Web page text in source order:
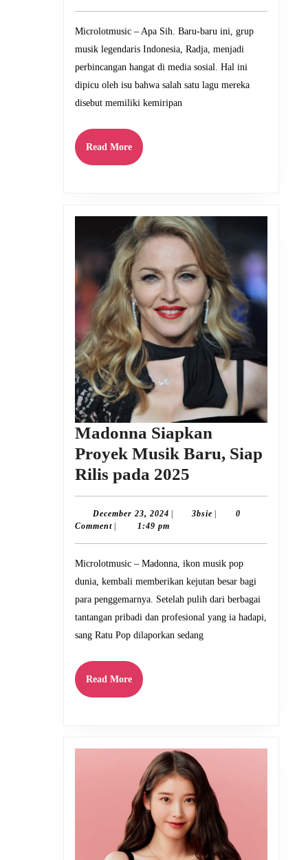
Lagu
Apa
Sih
Mirip
Microlotmusic – Apa Sih. Baru-baru ini, grup
musik legendaris Indonesia, Radja, menjadi
perbincangan hangat di media sosial. Hal ini
dipicu oleh isu bahwa salah satu lagu mereka
disebut memiliki kemiripan
Read MoreRead
More
Madonna Siapkan
Proyek Musik Baru, Siap
Rilis pada 2025
Siapkan
Proyek
Baru,
Siap
Rilis
pada
2025
December 23, 2024 December
3bsie 3bsie0
Comment
1:49 pm
Microlotmusic – Madonna, ikon musik pop
dunia, kembali memberikan kejutan besar bagi
para penggemarnya. Setelah pulih dari berbagai
tantangan pribadi dan profesional yang ia hadapi,
sang Ratu Pop dilaporkan sedang
Read MoreRead
More